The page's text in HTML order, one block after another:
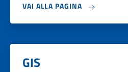
VAI ALLA PAGINA
GIS